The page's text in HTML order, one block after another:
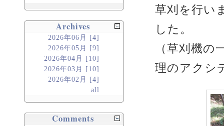
草刈を行い
した。
（草刈機
理のアクシ
Archives
2026年06月 [4]
2026年05月 [9]
2026年04月 [10]
2026年03月 [10]
2026年02月 [4]
all
Comments